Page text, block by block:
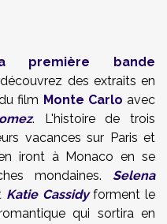
bande
des extraits en
film Monte Carlo avec
. L'histoire de trois
vacances sur Paris et
iront à Monaco en se
mondaines. Selena
Katie Cassidyforment le
qui sortira en